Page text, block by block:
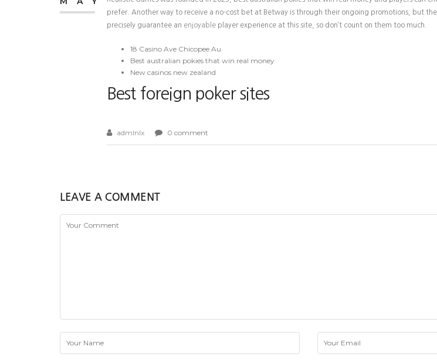
prefer. Another way to receive a no-cost bet at Betway is through their ongoing promotions, but
precisely guarantee an enjoyable player experience at this site, so don’t count on them too much.
18 Casino Ave Chicopee Au
Best australian pokies that win real money
New casinos new zealand
Best foreign poker sites
admlnlx 0 comment
LEAVE A COMMENT